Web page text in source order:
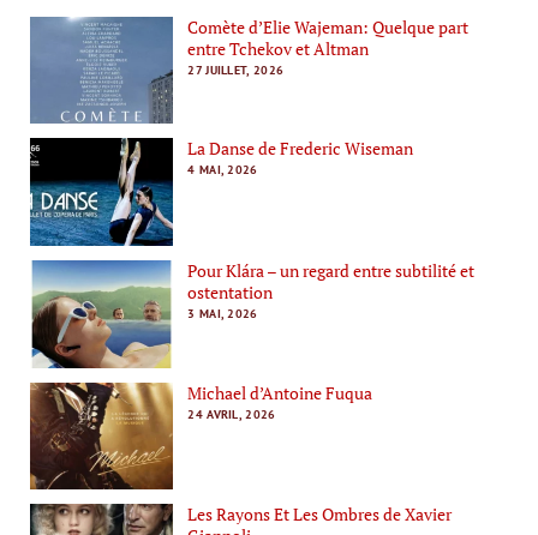
Comète d’Elie Wajeman: Quelque part
entre Tchekov et Altman
27 JUILLET, 2026
La Danse de Frederic Wiseman
4 MAI, 2026
Pour Klára – un regard entre subtilité et
ostentation
3 MAI, 2026
Michael d’Antoine Fuqua
24 AVRIL, 2026
Les Rayons Et Les Ombres de Xavier